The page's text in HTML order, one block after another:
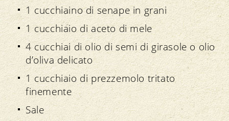
1 cucchiaino di senape in grani
1 cucchiaio di aceto di mele
4 cucchiai di olio di semi di girasole o olio
d’oliva delicato
1 cucchiaio di prezzemolo tritato
finemente
Sale